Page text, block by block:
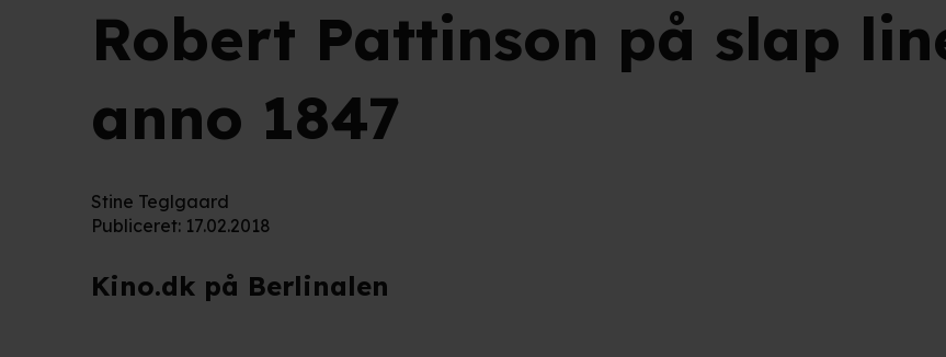
Robert Pattinson på slap
anno 1847
Stine Teglgaard
Publiceret: 17.02.2018
Kino.dk på Berlinalen